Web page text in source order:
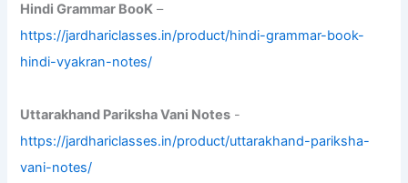
Hindi Grammar BooK –
https://jardhariclasses.in/product/hindi-grammar-book-
hindi-vyakran-notes/
Uttarakhand Pariksha Vani Notes -
https://jardhariclasses.in/product/uttarakhand-pariksha-
vani-notes/